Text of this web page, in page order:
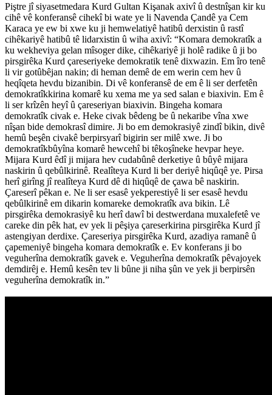
Piştre jî siyasetmedara Kurd Gultan Kişanak axivî û destnîşan kir ku
cihê vê konferansê cihekî bi wate ye li Navenda Çandê ya Cem
Karaca ye ew bi xwe ku ji hemwelatiyê hatibû derxistin û rastî
cihêkariyê hatibû tê lidarxistin û wiha axivî: “Komara demokratîk a
ku wekheviya gelan mîsoger dike, cihêkariyê ji holê radike û ji bo
pirsgirêka Kurd çareseriyeke demokratik tenê dixwazin. Em îro tenê
li vir gotûbêjan nakin; di heman demê de em werin cem hev û
heqîqeta hevdu bizanibin. Di vê konferansê de em ê li ser derfetên
demokratîkkirina komarê ku xema me ya sed salan e biaxivin. Em ê
li ser krîzên heyî û çareseriyan biaxivin. Bingeha komara
demokratîk civak e. Heke civak bêdeng be û nekaribe vîna xwe
nîşan bide demokrasî dimire. Ji bo em demokrasiyê zindî bikin, divê
hemû beşên civakê berpirsyarî bigirin ser milê xwe. Ji bo
demokratîkbûyîna komarê hewcehî bi têkoşîneke hevpar heye.
Mijara Kurd êdî ji mijara hev cudabûnê derketiye û bûyê mijara
naskirin û qebûlkirinê. Realîteya Kurd li ber deriyê hiqûqê ye. Pirsa
herî girîng jî realîteya Kurd dê di hiqûqê de çawa bê naskirin.
Çareserî pêkan e. Ne li ser esasê yekperestiyê li ser esasê hevdu
qebûlkirinê em dikarin komareke demokratîk ava bikin. Lê
pirsgirêka demokrasiyê ku herî dawî bi destwerdana muxalefetê ve
careke din pêk hat, ev yek li pêşiya çareserkirina pirsgirêka Kurd jî
astengiyan derdixe. Çareseriya pirsgirêka Kurd, azadiya ramanê û
çapemeniyê bingeha komara demokratîk e. Ev konferans ji bo
veguherîna demokratîk gavek e. Veguherîna demokratîk pêvajoyek
demdirêj e. Hemû kesên tev li bûne ji niha şûn ve yek ji berpirsên
veguherîna demokratîk in.”